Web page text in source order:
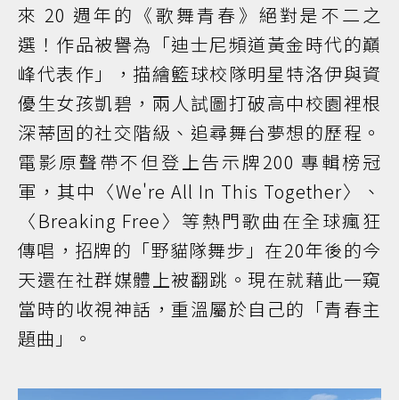
來 20 週年的《歌舞青春》絕對是不二之
選！作品被譽為「迪士尼頻道黃金時代的巔
峰代表作」，描繪籃球校隊明星特洛伊與資
優生女孩凱碧，兩人試圖打破高中校園裡根
深蒂固的社交階級、追尋舞台夢想的歷程。
電影原聲帶不但登上告示牌200 專輯榜冠
軍，其中〈We're All In This Together〉、
〈Breaking Free〉等熱門歌曲在全球瘋狂
傳唱，招牌的「野貓隊舞步」在20年後的今
天還在社群媒體上被翻跳。現在就藉此一窺
當時的收視神話，重溫屬於自己的「青春主
題曲」。